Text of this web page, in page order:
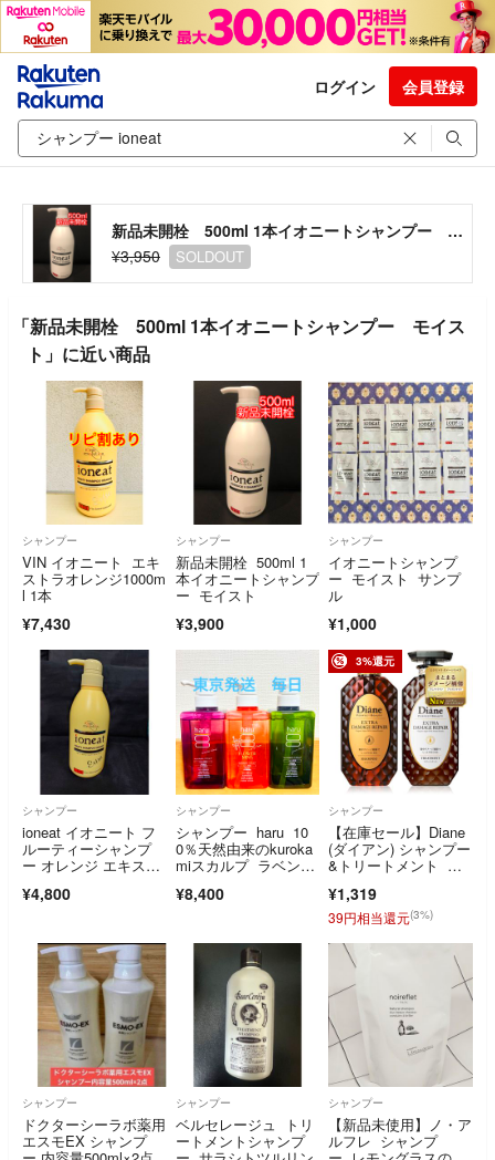
ログイン 会員登録
新品未開栓 500ml 1本イオニートシャンプー モイスト
¥3,950
SOLDOUT
「新品未開栓 500ml 1本イオニートシャンプー モイス
ト」に近い商品
シャンプー
VIN イオニート エキ
ストラオレンジ1000m
l 1本
¥7,430
シャンプー
新品未開栓 500ml 1
本イオニートシャンプ
ー モイスト
¥3,900
シャンプー
イオニートシャンプ
ー モイスト サンプ
ル
¥1,000
シャンプー
ioneat イオニート フ
ルーティーシャンプ
ー オレンジ エキスト
¥4,800
シャンプー
シャンプー haru 10
0％天然由来のkuroka
miスカルプ ラベンダ
ト グリーン 3本セッ
¥8,400
3%還元
シャンプー
【在庫セール】Diane
(ダイアン) シャンプー
&トリートメント フ
¥1,319
39円相当還元(3%)
シャンプー
ドクターシーラボ薬用
エスモEX シャンプ
シャンプー
ベルセレージュ トリ
ートメントシャンプ
シャンプー
【新品未使用】ノ・ア
ルフレ シャンプ